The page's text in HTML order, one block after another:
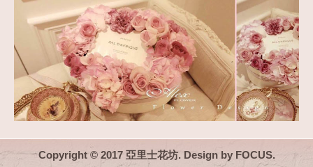
Copyright © 2017 亞里士花坊. Design by FOCUS.